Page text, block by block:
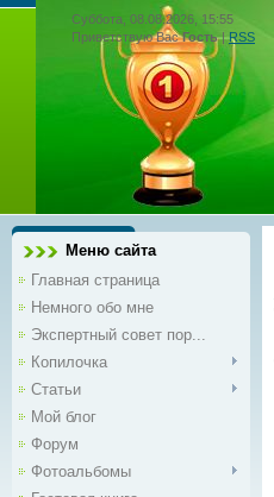
Суббота, 08.08.2026, 15:55
Приветствую Вас Гость|RSS
Меню сайта
Главная страница
Немного обо мне
Экспертный совет пор...
Копилочка
Статьи
Мой блог
Форум
Фотоальбомы